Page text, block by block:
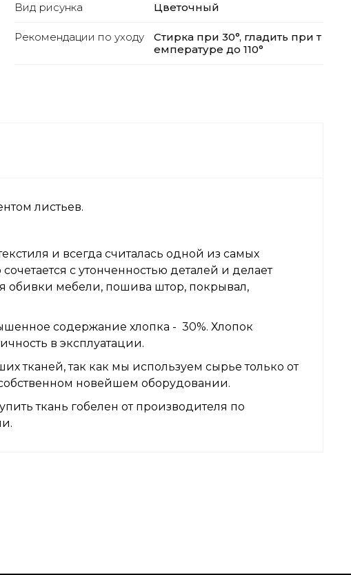
Вид рисунка Цветочный
Рекомендации по уходу
Стирка при 30°, гладить при т
емпературе до 110°
листьев.
и всегда считалась одной из самых
с утонченностью деталей и делает
обивки мебели, пошива штор, покрывал,
содержание хлопка - 30%. Хлопок
в эксплуатации.
тканей, так как мы используем сырье только от
новейшем оборудовании.
ткань гобелен от производителя по